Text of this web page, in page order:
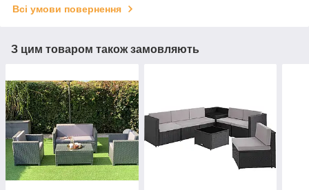
Всі умови повернення
З цим товаром також замовляють